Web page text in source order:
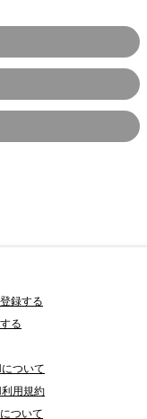
録する
る
ついて
用規約
ついて